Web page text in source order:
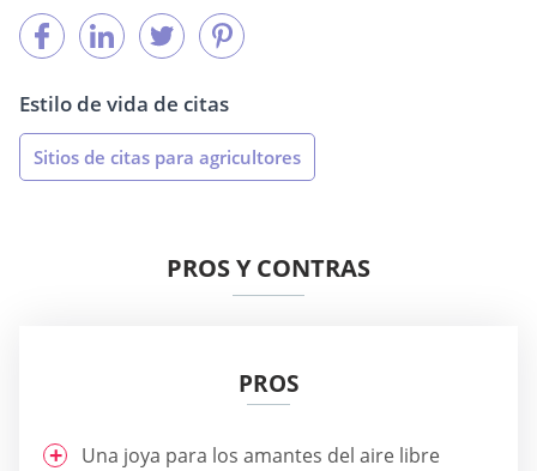
Estilo de vida de citas
Sitios de citas para agricultores
PROS Y CONTRAS
PROS
Una joya para los amantes del aire libre